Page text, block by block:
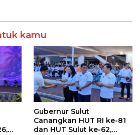
kamu
Gubernur Sulut
Canangkan HUT RI ke-81
dan HUT Sulut ke-62,